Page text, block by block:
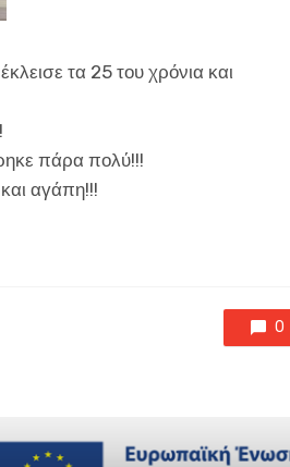
τα 25 του χρόνια και
πάρα πολύ!!!
αγάπη!!!
0